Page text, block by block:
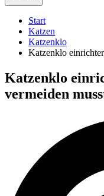
Start
Katzen
Katzenklo
Katzenklo
Katzenklo
vermeiden